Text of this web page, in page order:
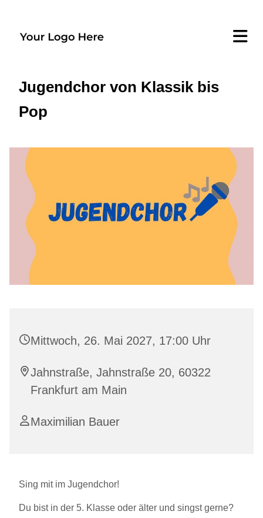
Jugendchor von Klassik bis
Pop
Mittwoch, 26. Mai 2027, 17:00 Uhr
Jahnstraße, Jahnstraße 20, 60322
Frankfurt am Main
Maximilian Bauer
Sing mit im Jugendchor!
Du bist in der 5. Klasse oder älter und singst gerne?